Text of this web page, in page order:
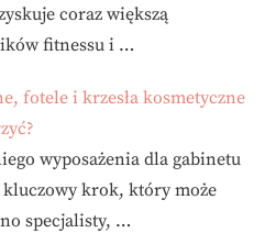
coraz większą
fitnessu i …
fotele i krzesła kosmetyczne
wyposażenia dla gabinetu
kluczowy krok, który może
specjalisty, …